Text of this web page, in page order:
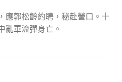
應郭松齡約聘，秘赴營口。十
亂軍流彈身亡。